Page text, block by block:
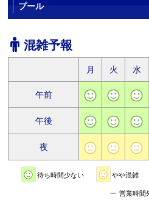
プール
混雑予報
月 火 水
午前
午後
夜
待ち時間少ない やや混雑
営業時間